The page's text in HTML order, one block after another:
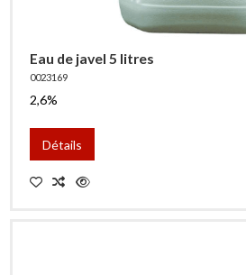
Eau de javel 5 litres
0023169
2,6%
Détails